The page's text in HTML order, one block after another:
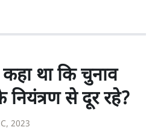
था कि चुनाव
से दूर रहे?
2023